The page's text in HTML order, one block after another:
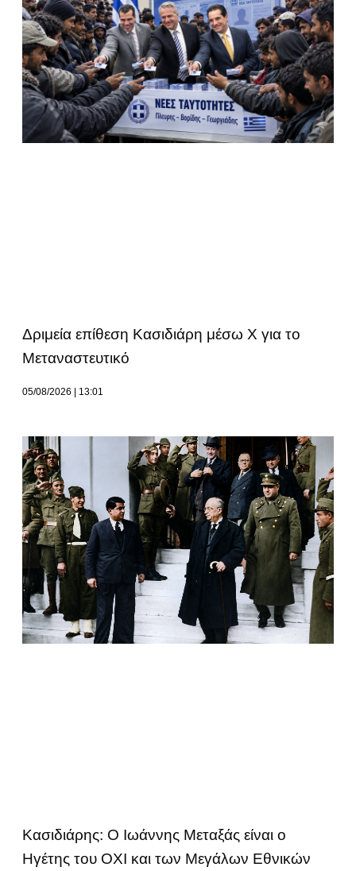
Δριμεία επίθεση Κασιδιάρη μέσω Χ για το
Μεταναστευτικό
05/08/2026 13:01
Κασιδιάρης: Ο Ιωάννης Μεταξάς είναι ο
Ηγέτης του ΟΧΙ και των Μεγάλων Εθνικών